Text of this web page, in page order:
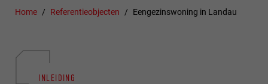
Home Referentieobjecten Eengezinswoning in Landau
INLEIDING